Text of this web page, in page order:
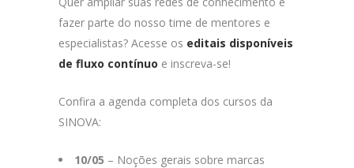
fazer parte do nosso time de mentores e
especialistas? Acesse os editais disponíveis
de fluxo contínuo e inscreva-se!
Confira a agenda completa dos cursos da
SINOVA:
10/05 – Noções gerais sobre marcas